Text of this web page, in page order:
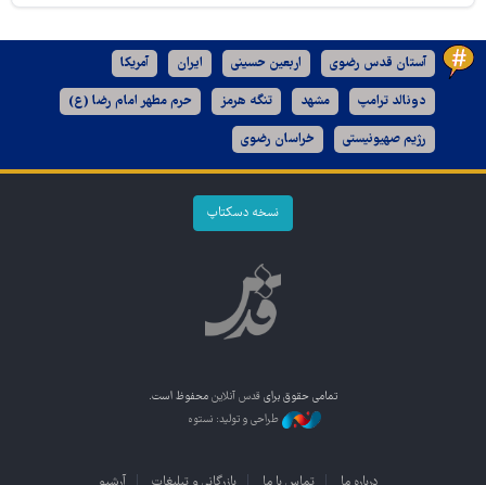
آستان قدس رضوی اربعین حسینی ایران آمریکا
دونالد ترامپ مشهد تنگه هرمز حرم مطهر امام رضا (ع)
رژیم صهیونیستی خراسان رضوی
نسخه دسکتاپ
تمامی حقوق برای قدس آنلاین محفوظ است.
طراحی و تولید: نستوه